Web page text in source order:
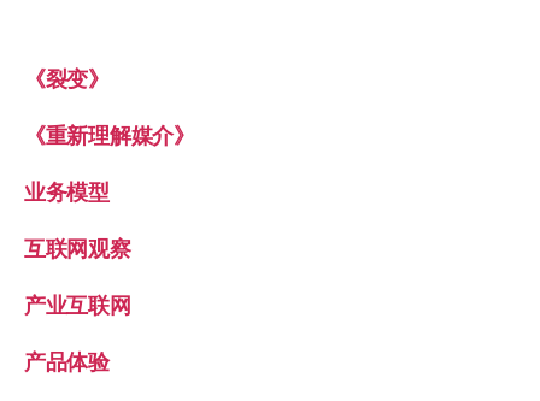
《裂变》
《重新理解媒介》
业务模型
互联网观察
产业互联网
产品体验